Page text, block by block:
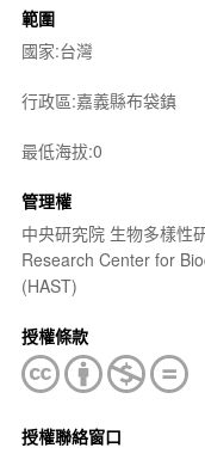
範圍
國家:台灣
行政區:嘉義縣布袋鎮
最低海拔:0
管理權
中央研究院 生物多樣性
Research Center for
(HAST)
授權條款
授權聯絡窗口